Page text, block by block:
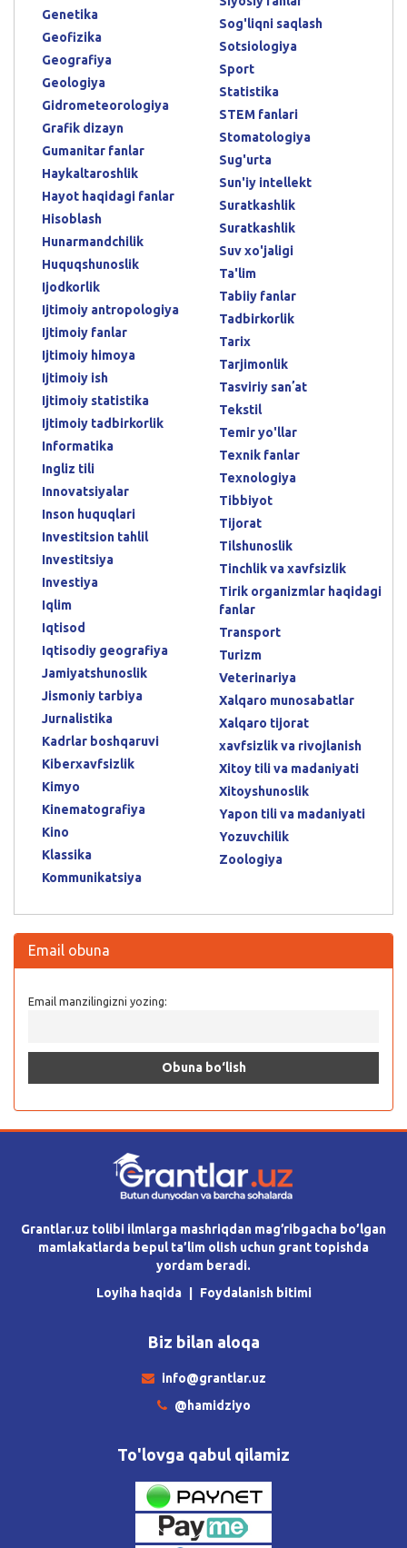
Genetika
Geofizika
Geografiya
Geologiya
Gidrometeorologiya
Grafik dizayn
Gumanitar fanlar
Haykaltaroshlik
Hayot haqidagi fanlar
Hisoblash
Hunarmandchilik
Huquqshunoslik
Ijodkorlik
Ijtimoiy antropologiya
Ijtimoiy fanlar
Ijtimoiy himoya
Ijtimoiy ish
Ijtimoiy statistika
Ijtimoiy tadbirkorlik
Informatika
Ingliz tili
Innovatsiyalar
Inson huquqlari
Investitsion tahlil
Investitsiya
Investiya
Iqlim
Iqtisod
Iqtisodiy geografiya
Jamiyatshunoslik
Jismoniy tarbiya
Jurnalistika
Kadrlar boshqaruvi
Kiberxavfsizlik
Kimyo
Kinematografiya
Kino
Klassika
Kommunikatsiya
Sog'liqni saqlash
Sotsiologiya
Sport
Statistika
STEM fanlari
Stomatologiya
Sug'urta
Sun'iy intellekt
Suratkashlik
Suratkashlik
Suv xo'jaligi
Ta'lim
Tabiiy fanlar
Tadbirkorlik
Tarix
Tarjimonlik
Tasviriy sanʼat
Tekstil
Temir yo'llar
Texnik fanlar
Texnologiya
Tibbiyot
Tijorat
Tilshunoslik
Tinchlik va xavfsizlik
Tirik organizmlar haqidagi
fanlar
Transport
Turizm
Veterinariya
Xalqaro munosabatlar
Xalqaro tijorat
xavfsizlik va rivojlanish
Xitoy tili va madaniyati
Xitoyshunoslik
Yapon tili va madaniyati
Yozuvchilik
Zoologiya
Email obuna
Email manzilingizni yozing:
Grantlar.uz tolibi ilmlarga mashriqdan mag’ribgacha bo’lgan
mamlakatlarda bepul ta’lim olish uchun grant topishda
yordam beradi.
Loyiha haqida
Foydalanish bitimi
Biz bilan aloqa
info@grantlar.uz
@hamidziyo
To'lovga qabul qilamiz